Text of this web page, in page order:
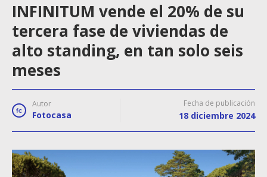
INFINITUM vende el 20% de su
tercera fase de viviendas de
alto standing, en tan solo seis
meses
Autor
Fotocasa
Fecha de publicación
18 diciembre 2024